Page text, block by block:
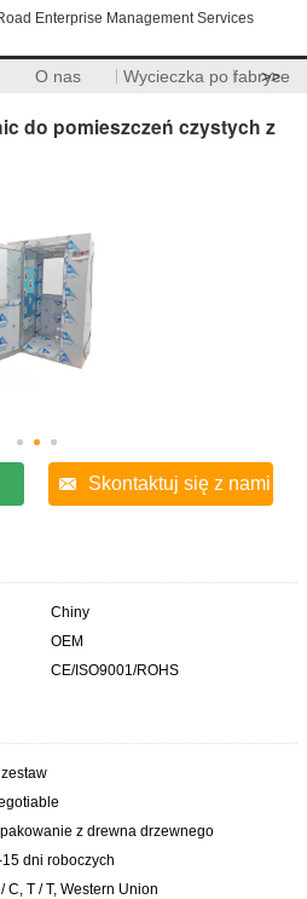
Enterprise Management Services
O nas Wycieczka po fabryce
>>
do pomieszczeń czystych z
Skontaktuj się z nami
Chiny
OEM
CE/ISO9001/ROHS
z drewna drzewnego
dni roboczych
C, T / T, Western Union